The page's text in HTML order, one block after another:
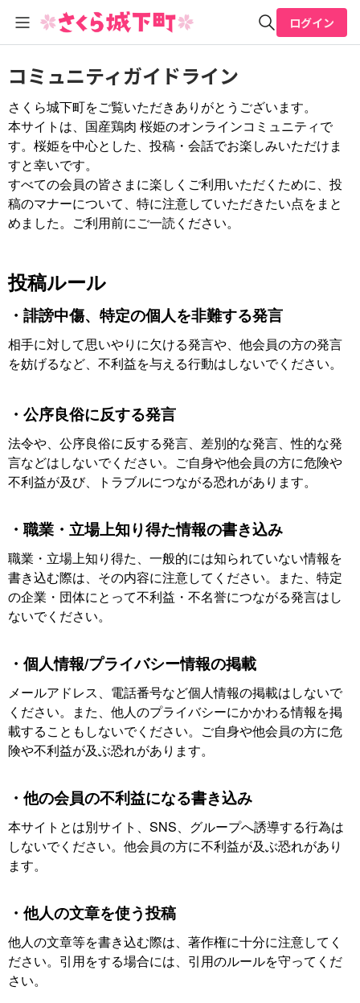
全体検索
検索
ログイン
コミュニティガイドライン
さくら城下町をご覧いただきありがとうございます。
本サイトは、国産鶏肉 桜姫のオンラインコミュニティで
す。桜姫を中心とした、投稿・会話でお楽しみいただけま
すと幸いです。
すべての会員の皆さまに楽しくご利用いただくために、投
稿のマナーについて、特に注意していただきたい点をまと
めました。ご利用前にご一読ください。
投稿ルール
・誹謗中傷、特定の個人を非難する発言
相手に対して思いやりに欠ける発言や、他会員の方の発言
を妨げるなど、不利益を与える行動はしないでください。
・公序良俗に反する発言
法令や、公序良俗に反する発言、差別的な発言、性的な発
言などはしないでください。ご自身や他会員の方に危険や
不利益が及び、トラブルにつながる恐れがあります。
・職業・立場上知り得た情報の書き込み
職業・立場上知り得た、一般的には知られていない情報を
書き込む際は、その内容に注意してください。また、特定
の企業・団体にとって不利益・不名誉につながる発言はし
ないでください。
・個人情報/プライバシー情報の掲載
メールアドレス、電話番号など個人情報の掲載はしないで
ください。また、他人のプライバシーにかかわる情報を掲
載することもしないでください。ご自身や他会員の方に危
険や不利益が及ぶ恐れがあります。
・他の会員の不利益になる書き込み
本サイトとは別サイト、SNS、グループへ誘導する行為は
しないでください。他会員の方に不利益が及ぶ恐れがあり
ます。
・他人の文章を使う投稿
他人の文章等を書き込む際は、著作権に十分に注意してく
ださい。引用をする場合には、引用のルールを守ってくだ
さい。